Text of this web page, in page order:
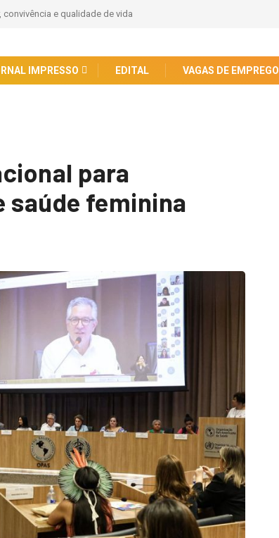
de 301 anos do Encontro da Imagem do Senhor Bom Jesus de
IMPRESSO EDITAL VAGAS DE EMPREGO
para
saúde feminina